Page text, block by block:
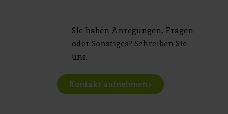
Sie haben Anregungen, Fragen
oder Sonstiges? Schreiben Sie
uns.
Kontakt aufnehmen ›